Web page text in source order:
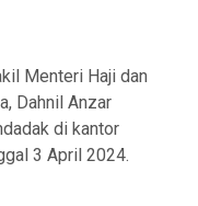
Menteri Haji dan
Dahnil Anzar
di kantor
3 April 2024.